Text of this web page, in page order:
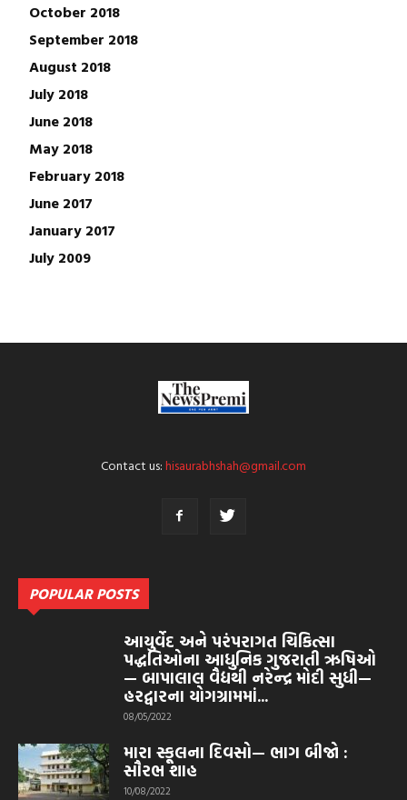
October 2018
September 2018
August 2018
July 2018
June 2018
May 2018
February 2018
June 2017
January 2017
July 2009
Contact us:hisaurabhshah@gmail.com
POPULAR POSTS
આયુર્વેદ અને પરંપરાગત ચિકિત્સા
પદ્ધતિઓના આધુનિક ગુજરાતી ઋષિઓ
— બાપાલાલ વૈદ્યથી નરેન્દ્ર મોદી સુધી—
હરદ્વારના યોગગ્રામમાં...
08/05/2022
મારા સ્કૂલના દિવસો— ભાગ બીજો :
સૌરભ શાહ
10/08/2022